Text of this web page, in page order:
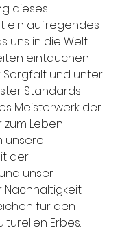
dieses
ein aufregendes
uns in die Welt
eintauchen
Sorgfalt und unter
Standards
Meisterwerk der
zum Leben
unsere
der
unser
Nachhaltigkeit
für den
Erbes.